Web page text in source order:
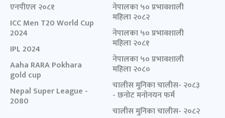
एनपीएल २०८१
ICC Men T20 World Cup
2024
IPL 2024
Aaha RARA Pokhara
gold cup
Nepal Super League -
2080
नेपालका ५० प्रभावशाली
महिला २०८२
नेपालका ५० प्रभावशाली
महिला २०८१
नेपालका ५० प्रभावशाली
महिला २०८०
चालीस मुनिका चालीस- २०८३
- छनोट मनोनयन फर्म
चालीस मुनिका चालीस- २०८२